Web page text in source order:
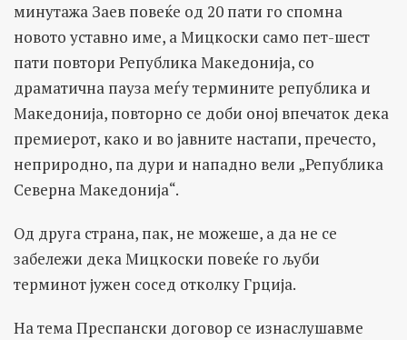
минутажа Заев повеќе од 20 пати го спомна
новото уставно име, а Мицкоски само пет-шест
пати повтори Република Македонија, со
драматична пауза меѓу термините република и
Македонија, повторно се доби оној впечаток дека
премиерот, како и во јавните настапи, пречесто,
неприродно, па дури и нападно вели „Република
Северна Македонија“.
Од друга страна, пак, не можеше, а да не се
забележи дека Мицкоски повеќе го љуби
терминот јужен сосед отколку Грција.
На тема Преспански договор се изнаслушавме